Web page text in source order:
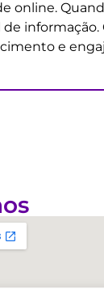
online.
informação.
e